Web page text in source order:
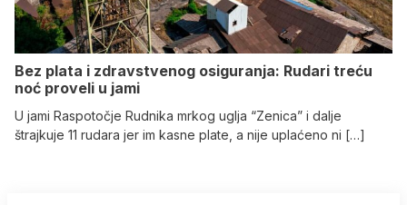
Bez plata i zdravstvenog osiguranja: Rudari treću
noć proveli u jami
U jami Raspotočje Rudnika mrkog uglja “Zenica” i dalje
štrajkuje 11 rudara jer im kasne plate, a nije uplaćeno ni […]